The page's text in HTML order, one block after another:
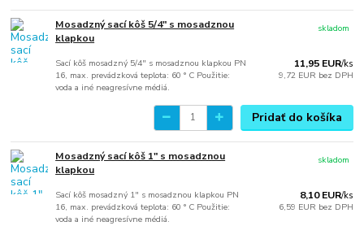
Mosadzný sací kôš 5/4" s mosadznou
klapkou
Sací kôš mosadzný 5/4" s mosadznou klapkou PN
16, max. prevádzková teplota: 60 ° C Použitie:
voda a iné neagresívne médiá.
11,95 EUR/ks
9,72 EUR bez DPH
skladom
Pridať do košíka
Mosadzný sací kôš 1" s mosadznou
klapkou
Sací kôš mosadzný 1" s mosadznou klapkou PN
16, max. prevádzková teplota: 60 ° C Použitie:
voda a iné neagresívne médiá.
8,10 EUR/ks
6,59 EUR bez DPH
skladom